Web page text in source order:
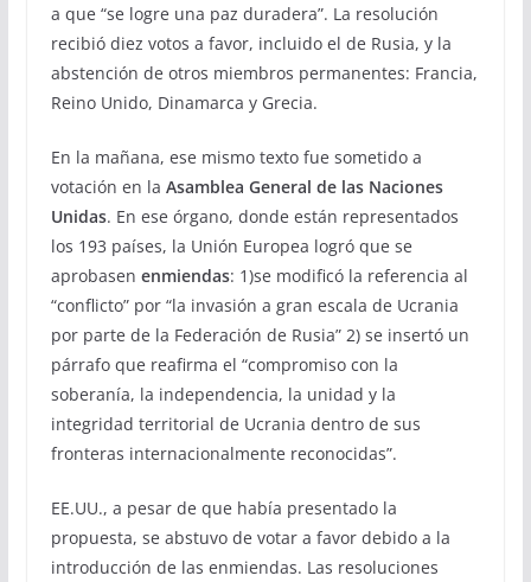
a que “se logre una paz duradera”. La resolución
recibió diez votos a favor, incluido el de Rusia, y la
abstención de otros miembros permanentes: Francia,
Reino Unido, Dinamarca y Grecia.
En la mañana, ese mismo texto fue sometido a
votación en la Asamblea General de las Naciones
Unidas. En ese órgano, donde están representados
los 193 países, la Unión Europea logró que se
aprobasen enmiendas: 1)se modificó la referencia al
“conflicto” por “la invasión a gran escala de Ucrania
por parte de la Federación de Rusia” 2) se insertó un
párrafo que reafirma el “compromiso con la
soberanía, la independencia, la unidad y la
integridad territorial de Ucrania dentro de sus
fronteras internacionalmente reconocidas”.
EE.UU., a pesar de que había presentado la
propuesta, se abstuvo de votar a favor debido a la
introducción de las enmiendas. Las resoluciones